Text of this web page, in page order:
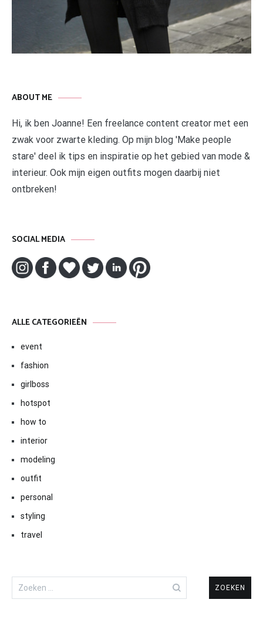
ABOUT ME
Hi, ik ben Joanne! Een freelance content creator met een
zwak voor zwarte kleding. Op mijn blog 'Make people
stare' deel ik tips en inspiratie op het gebied van mode &
interieur. Ook mijn eigen outfits mogen daarbij niet
ontbreken!
SOCIAL MEDIA
ALLE CATEGORIEËN
event
fashion
girlboss
hotspot
how to
interior
modeling
outfit
personal
styling
travel
Zoeken
naar: